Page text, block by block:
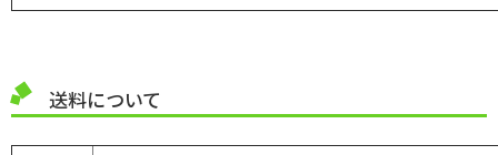
送料について